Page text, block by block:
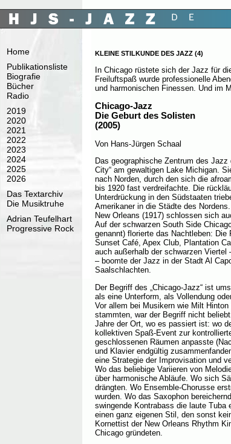
Home
Publikationsliste
Biografie
Bücher
Radio
2019
2020
2021
2022
2023
2024
2025
2026
Das Textarchiv
Die Musiktruhe
Adrian Teufelhart
Progressive Rock
KLEINE STILKUNDE DES JAZZ (4)
In Chicago rüstete sich der Jazz für
Freiluftspaß wurde professionelle
und harmonischen Finessen. Und im
Chicago-Jazz
Die Geburt des Solisten
(2005)
Von Hans-Jürgen Schaal
Das geographische Zentrum des
City“ am gewaltigen Lake Michigan.
nach Norden, durch den sich die
bis 1920 fast verdreifachte. Die
Unterdrückung in den Südstaaten
Amerikaner in die Städte des
New Orleans (1917) schlossen sich
Auf der schwarzen South Side
genannt) florierte das Nachtleben:
Sunset Café, Apex Club, Plantation
auch außerhalb der schwarzen Viertel
– boomte der Jazz in der Stadt Al
Saalschlachten.
Der Begriff des „Chicago-Jazz“ ist
als eine Unterform, als Vollendung
Vor allem bei Musikern wie Milt
stammten, war der Begriff nicht
Jahre der Ort, wo es passiert ist: wo
kollektiven Spaß-Event zur
geschlossenen Räumen anpasste
und Klavier endgültig
eine Strategie der Improvisation und
Wo das beliebige Variieren von
über harmonische Abläufe. Wo sich
drängten. Wo Ensemble-Chorusse
wurden. Wo das Saxophon
swingende Kontrabass die laute Tuba
einen ganz eigenen Stil, den sonst
Kornettist der New Orleans Rhythm
Chicago gründeten.